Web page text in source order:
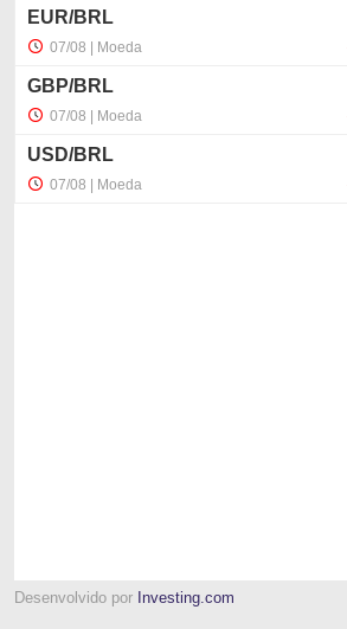
Desenvolvido por Investing.com